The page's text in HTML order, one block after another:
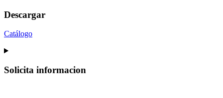
Descargar
Catálogo
Solicita informacion